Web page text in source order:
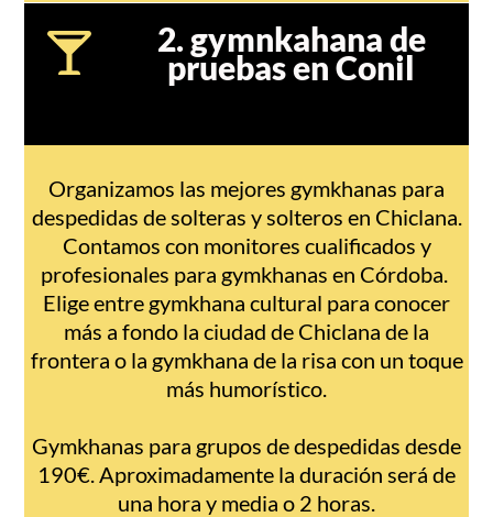
2. gymnkahana de
pruebas en Conil
Organizamos las mejores gymkhanas para
despedidas de solteras y solteros en Chiclana.
Contamos con monitores cualificados y
profesionales para gymkhanas en Córdoba.
Elige entre gymkhana cultural para conocer
más a fondo la ciudad de Chiclana de la
frontera o la gymkhana de la risa con un toque
más humorístico.
Gymkhanas para grupos de despedidas desde
190€. Aproximadamente la duración será de
una hora y media o 2 horas.